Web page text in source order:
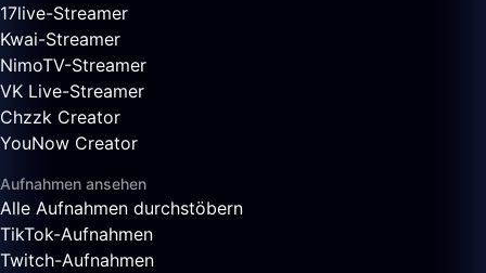
17live-Streamer
Kwai-Streamer
NimoTV-Streamer
VK Live-Streamer
Chzzk Creator
YouNow Creator
Aufnahmen ansehen
Alle Aufnahmen durchstöbern
TikTok-Aufnahmen
Twitch-Aufnahmen